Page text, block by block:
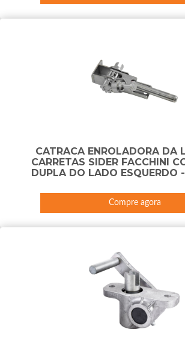
CATRACA ENROLADORA DA
CARRETAS SIDER FACCHINI
DUPLA DO LADO ESQUERDO
Compre agora